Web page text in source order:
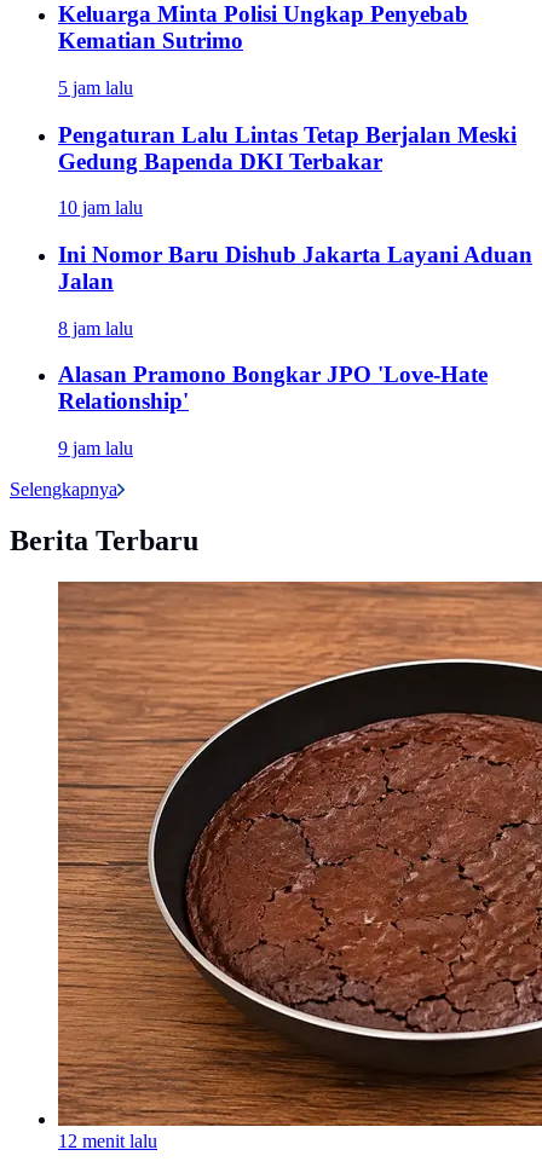
Keluarga Minta Polisi Ungkap Penyebab
Kematian Sutrimo
5 jam lalu
Pengaturan Lalu Lintas Tetap Berjalan Meski
Gedung Bapenda DKI Terbakar
10 jam lalu
Ini Nomor Baru Dishub Jakarta Layani Aduan
Jalan
8 jam lalu
Alasan Pramono Bongkar JPO 'Love-Hate
Relationship'
9 jam lalu
Selengkapnya
Berita Terbaru
12 menit lalu